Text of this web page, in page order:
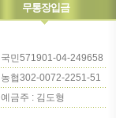
무통장입금
국민571901-04-249658
농협302-0072-2251-51
예금주 : 김도형